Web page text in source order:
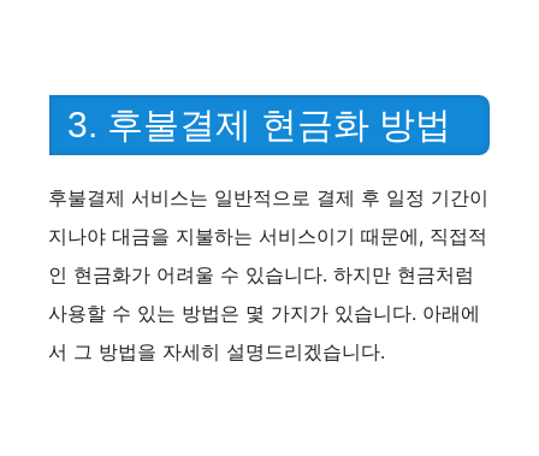
i
d
e
o
3. 후불결제 현금화 방법
후불결제 서비스는 일반적으로 결제 후 일정 기간이
지나야 대금을 지불하는 서비스이기 때문에, 직접적
인 현금화가 어려울 수 있습니다. 하지만 현금처럼
사용할 수 있는 방법은 몇 가지가 있습니다. 아래에
서 그 방법을 자세히 설명드리겠습니다.